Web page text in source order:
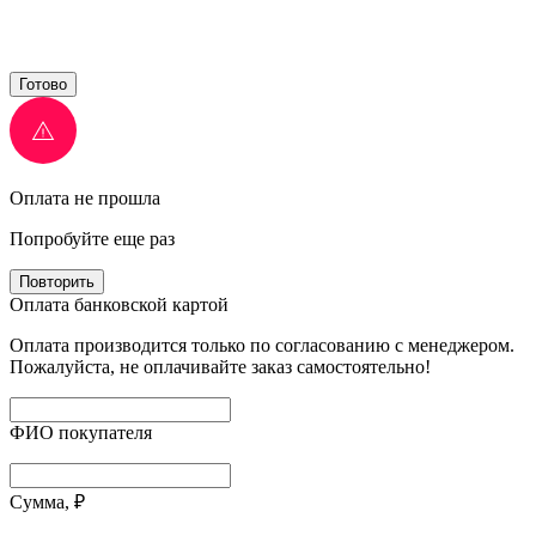
Готово
Оплата не прошла
Попробуйте еще раз
Повторить
Оплата банковской картой
Оплата производится только по согласованию с менеджером.
Пожалуйста, не оплачивайте заказ самостоятельно!
ФИО покупателя
Сумма, ₽